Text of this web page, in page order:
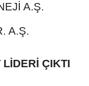
A.Ş.
A.Ş.
ÇIKTI